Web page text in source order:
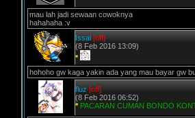
mau lah jadi sewaan cowoknya
hahahaha :v
Issai [off]
(8 Feb 2016 13:09)
*
hohoho gw kaga yakin ada yang mau bayar gw
fluz [off]
(8 Feb 2016 06:52)
* PACARAN CUMAN BONDO